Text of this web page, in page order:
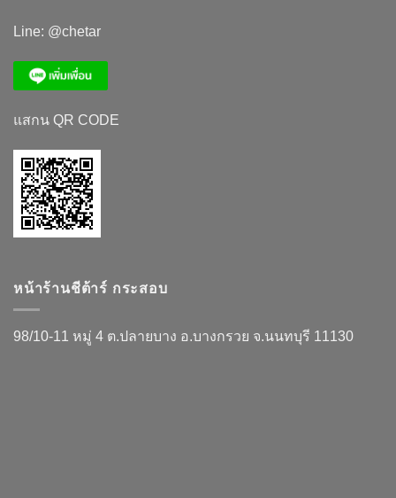
Line: @chetar
แสกน QR CODE
หน้าร้านชีต้าร์ กระสอบ
98/10-11 หมู่ 4 ต.ปลายบาง อ.บางกรวย จ.นนทบุรี 11130